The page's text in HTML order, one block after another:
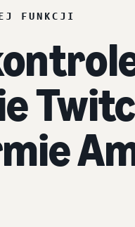
FUNKCJI